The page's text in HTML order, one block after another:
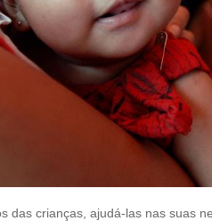
das crianças, ajudá-las nas suas